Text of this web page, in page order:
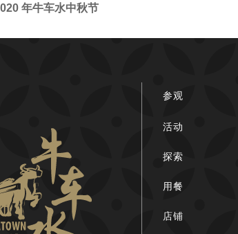
年牛车水中秋节
参观
活动
探索
用餐
店铺